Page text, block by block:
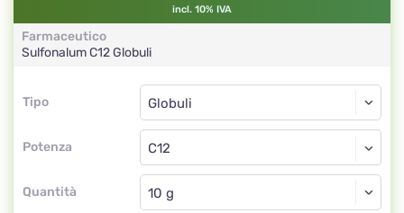
incl. 10% IVA
Farmaceutico
SulfonalumC12Globuli
Tipo
Tipo
Potenza
Globuli
C12
Quantità
Globuli